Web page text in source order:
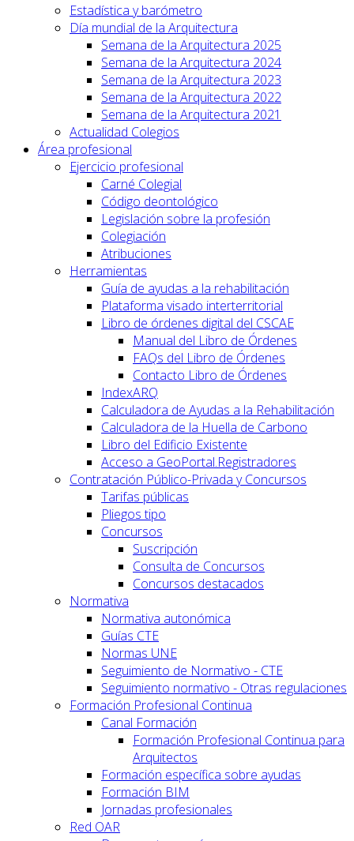
Estadística y barómetro
Día mundial de la Arquitectura
Semana de la Arquitectura 2025
Semana de la Arquitectura 2024
Semana de la Arquitectura 2023
Semana de la Arquitectura 2022
Semana de la Arquitectura 2021
Actualidad Colegios
Área profesional
Ejercicio profesional
Carné Colegial
Código deontológico
Legislación sobre la profesión
Colegiación
Atribuciones
Herramientas
Guía de ayudas a la rehabilitación
Plataforma visado interterritorial
Libro de órdenes digital del CSCAE
Manual del Libro de Órdenes
FAQs del Libro de Órdenes
Contacto Libro de Órdenes
IndexARQ
Calculadora de Ayudas a la Rehabilitación
Calculadora de la Huella de Carbono
Libro del Edificio Existente
Acceso a GeoPortal.Registradores
Contratación Público-Privada y Concursos
Tarifas públicas
Pliegos tipo
Concursos
Suscripción
Consulta de Concursos
Concursos destacados
Normativa
Normativa autonómica
Guías CTE
Normas UNE
Seguimiento de Normativo - CTE
Seguimiento normativo - Otras regulaciones
Formación Profesional Continua
Canal Formación
Formación Profesional Continua para
Arquitectos
Formación específica sobre ayudas
Formación BIM
Jornadas profesionales
Red OAR